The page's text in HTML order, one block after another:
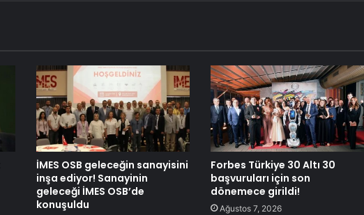
İMES OSB geleceğin sanayisini
inşa ediyor! Sanayinin
geleceği İMES OSB’de
konuşuldu
Forbes Türkiye 30 Altı 30
başvuruları için son
dönemece girildi!
Ağustos 7, 2026